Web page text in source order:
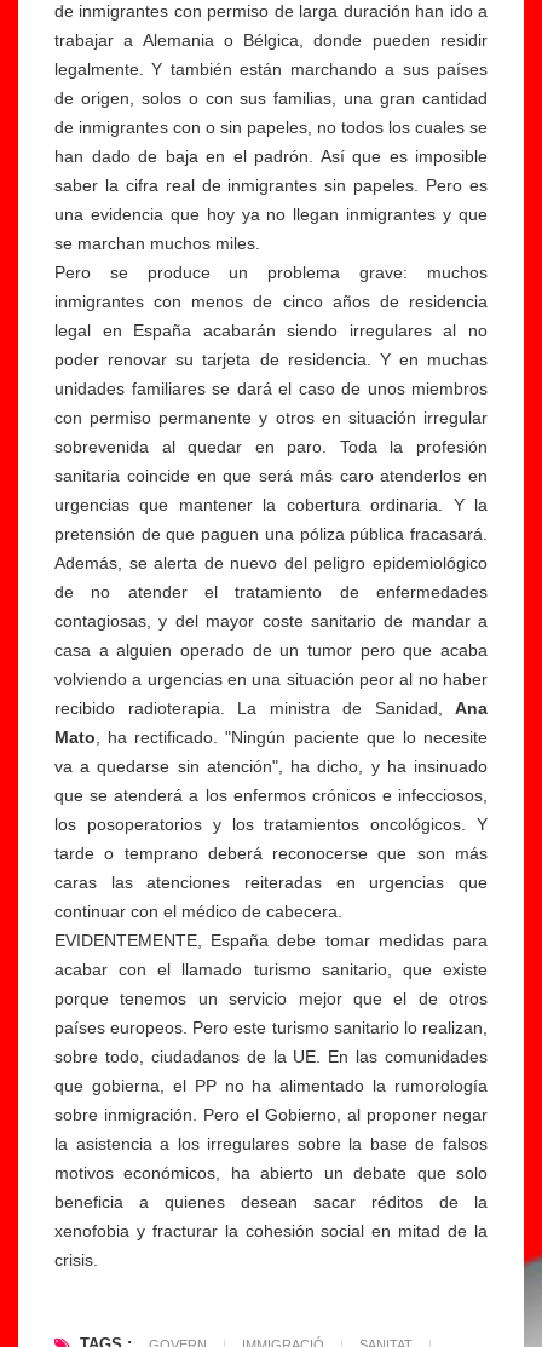
de inmigrantes con permiso de larga duración han ido a
trabajar a Alemania o Bélgica, donde pueden residir
legalmente. Y también están marchando a sus países
de origen, solos o con sus familias, una gran cantidad
de inmigrantes con o sin papeles, no todos los cuales se
han dado de baja en el padrón. Así que es imposible
saber la cifra real de inmigrantes sin papeles. Pero es
una evidencia que hoy ya no llegan inmigrantes y que
se marchan muchos miles.
Pero se produce un problema grave: muchos
inmigrantes con menos de cinco años de residencia
legal en España acabarán siendo irregulares al no
poder renovar su tarjeta de residencia. Y en muchas
unidades familiares se dará el caso de unos miembros
con permiso permanente y otros en situación irregular
sobrevenida al quedar en paro. Toda la profesión
sanitaria coincide en que será más caro atenderlos en
urgencias que mantener la cobertura ordinaria. Y la
pretensión de que paguen una póliza pública fracasará.
Además, se alerta de nuevo del peligro epidemiológico
de no atender el tratamiento de enfermedades
contagiosas, y del mayor coste sanitario de mandar a
casa a alguien operado de un tumor pero que acaba
volviendo a urgencias en una situación peor al no haber
recibido radioterapia. La ministra de Sanidad, Ana
Mato , ha rectificado. "Ningún paciente que lo necesite
va a quedarse sin atención", ha dicho, y ha insinuado
que se atenderá a los enfermos crónicos e infecciosos,
los posoperatorios y los tratamientos oncológicos. Y
tarde o temprano deberá reconocerse que son más
caras las atenciones reiteradas en urgencias que
continuar con el médico de cabecera.
EVIDENTEMENTE, España debe tomar medidas para
acabar con el llamado turismo sanitario, que existe
porque tenemos un servicio mejor que el de otros
países europeos. Pero este turismo sanitario lo realizan,
sobre todo, ciudadanos de la UE. En las comunidades
que gobierna, el PP no ha alimentado la rumorología
sobre inmigración. Pero el Gobierno, al proponer negar
la asistencia a los irregulares sobre la base de falsos
motivos económicos, ha abierto un debate que solo
beneficia a quienes desean sacar réditos de la
xenofobia y fracturar la cohesión social en mitad de la
crisis.
E
l
di
s
c
rs
d'
o
di
di
s
cr